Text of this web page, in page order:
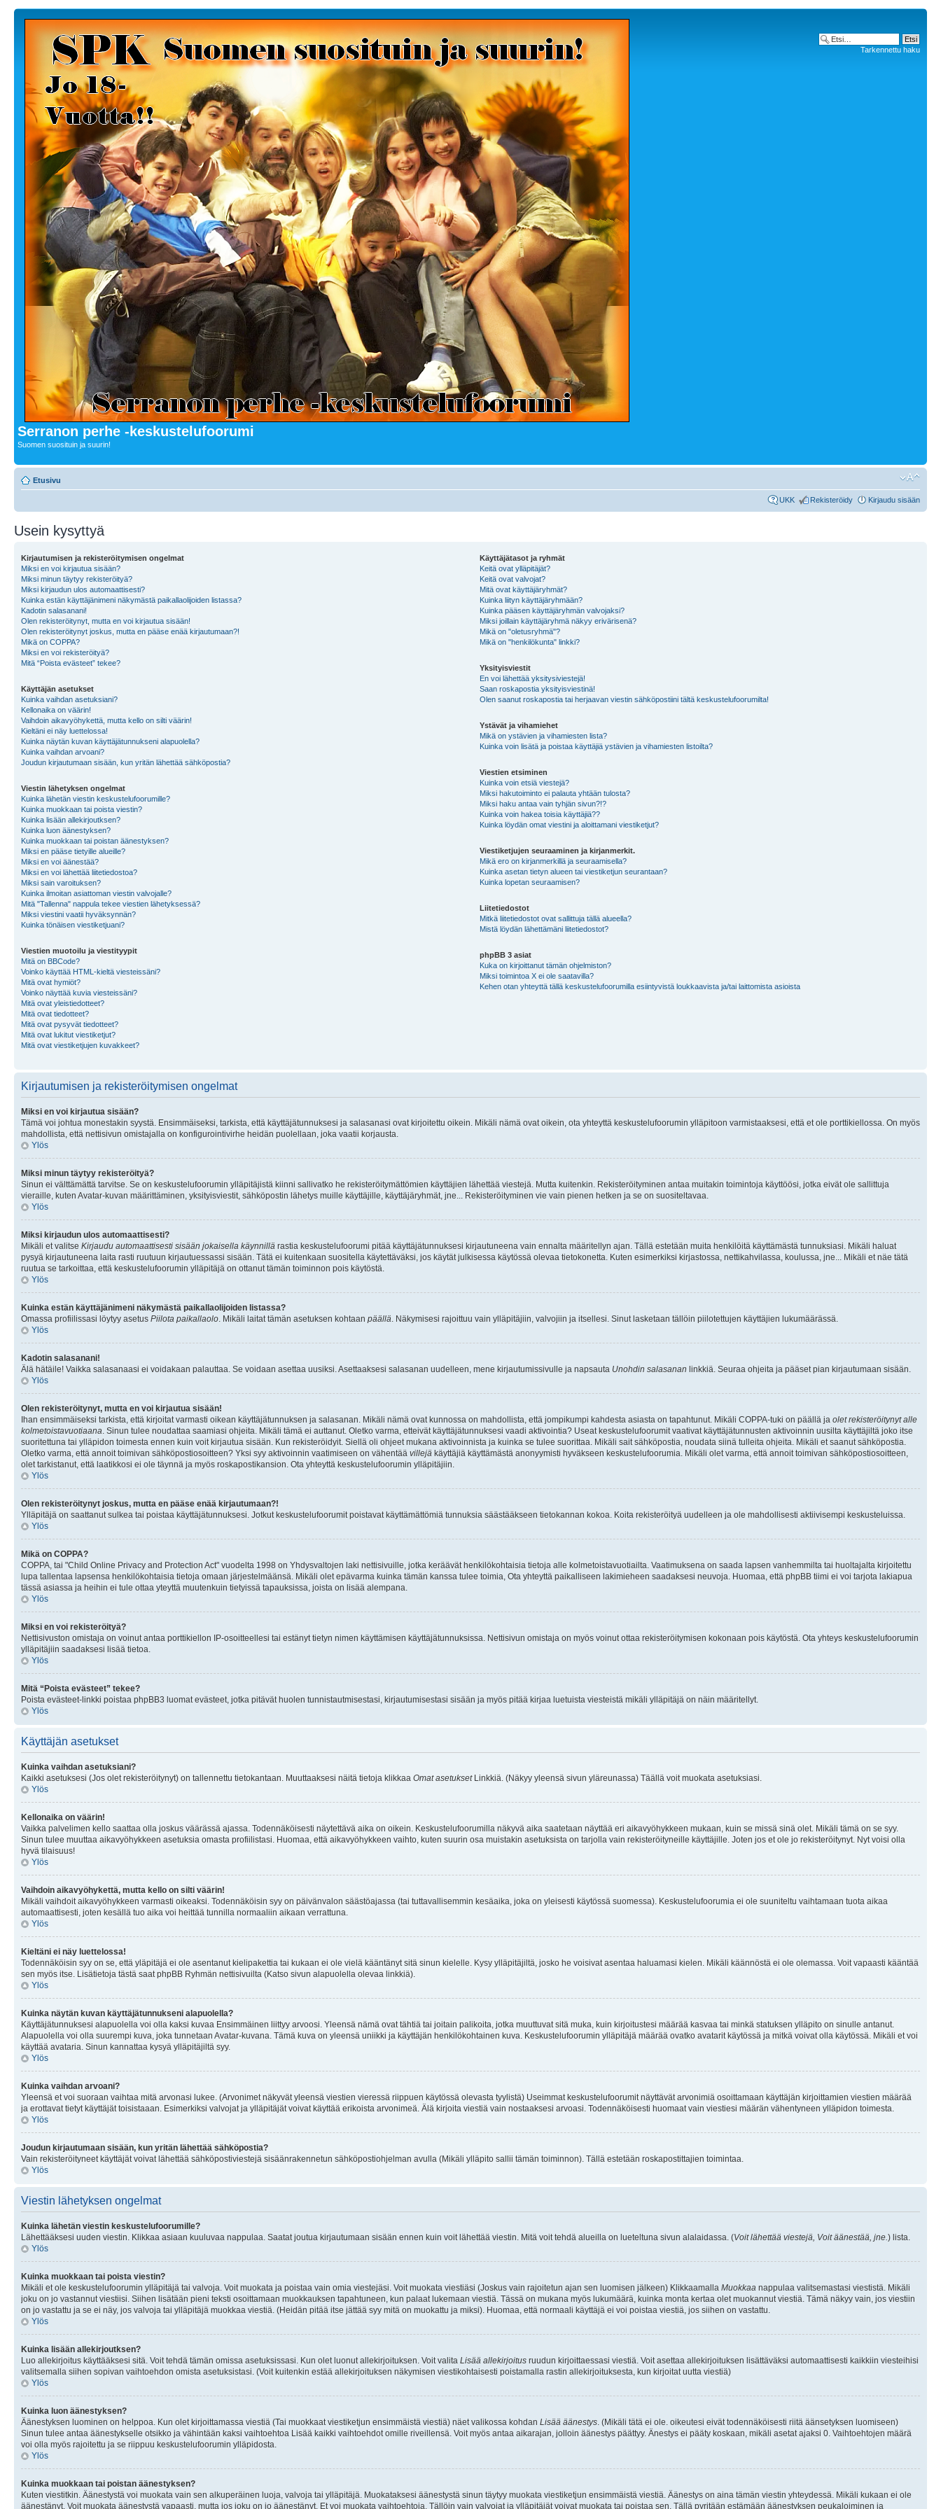
Serranon perhe -keskustelufoorumi
Suomen suosituin ja suurin!
Tarkennettu haku
Etusivu
UKK Rekisteröidy Kirjaudu sisään
Usein kysyttyä
Kirjautumisen ja rekisteröitymisen ongelmat
Miksi en voi kirjautua sisään?
Miksi minun täytyy rekisteröityä?
Miksi kirjaudun ulos automaattisesti?
Kuinka estän käyttäjänimeni näkymästä paikallaolijoiden listassa?
Kadotin salasanani!
Olen rekisteröitynyt, mutta en voi kirjautua sisään!
Olen rekisteröitynyt joskus, mutta en pääse enää kirjautumaan?!
Mikä on COPPA?
Miksi en voi rekisteröityä?
Mitä “Poista evästeet” tekee?
Käyttäjän asetukset
Kuinka vaihdan asetuksiani?
Kellonaika on väärin!
Vaihdoin aikavyöhykettä, mutta kello on silti väärin!
Kieltäni ei näy luettelossa!
Kuinka näytän kuvan käyttäjätunnukseni alapuolella?
Kuinka vaihdan arvoani?
Joudun kirjautumaan sisään, kun yritän lähettää sähköpostia?
Viestin lähetyksen ongelmat
Kuinka lähetän viestin keskustelufoorumille?
Kuinka muokkaan tai poista viestin?
Kuinka lisään allekirjoutksen?
Kuinka luon äänestyksen?
Kuinka muokkaan tai poistan äänestyksen?
Miksi en pääse tietyille alueille?
Miksi en voi äänestää?
Miksi en voi lähettää liitetiedostoa?
Miksi sain varoituksen?
Kuinka ilmoitan asiattoman viestin valvojalle?
Mitä "Tallenna" nappula tekee viestien lähetyksessä?
Miksi viestini vaatii hyväksynnän?
Kuinka tönäisen viestiketjuani?
Viestien muotoilu ja viestityypit
Mitä on BBCode?
Voinko käyttää HTML-kieltä viesteissäni?
Mitä ovat hymiöt?
Voinko näyttää kuvia viesteissäni?
Mitä ovat yleistiedotteet?
Mitä ovat tiedotteet?
Mitä ovat pysyvät tiedotteet?
Mitä ovat lukitut viestiketjut?
Mitä ovat viestiketjujen kuvakkeet?
Käyttäjätasot ja ryhmät
Keitä ovat ylläpitäjät?
Keitä ovat valvojat?
Mitä ovat käyttäjäryhmät?
Kuinka liityn käyttäjäryhmään?
Kuinka pääsen käyttäjäryhmän valvojaksi?
Miksi joillain käyttäjäryhmä näkyy erivärisenä?
Mikä on "oletusryhmä"?
Mikä on "henkilökunta" linkki?
Yksityisviestit
En voi lähettää yksitysiviestejä!
Saan roskapostia yksityisviestinä!
Olen saanut roskapostia tai herjaavan viestin sähköpostiini tältä keskustelufoorumilta!
Ystävät ja vihamiehet
Mikä on ystävien ja vihamiesten lista?
Kuinka voin lisätä ja poistaa käyttäjiä ystävien ja vihamiesten listoilta?
Viestien etsiminen
Kuinka voin etsiä viestejä?
Miksi hakutoiminto ei palauta yhtään tulosta?
Miksi haku antaa vain tyhjän sivun?!?
Kuinka voin hakea toisia käyttäjiä??
Kuinka löydän omat viestini ja aloittamani viestiketjut?
Viestiketjujen seuraaminen ja kirjanmerkit.
Mikä ero on kirjanmerkillä ja seuraamisella?
Kuinka asetan tietyn alueen tai viestiketjun seurantaan?
Kuinka lopetan seuraamisen?
Liitetiedostot
Mitkä liitetiedostot ovat sallittuja tällä alueella?
Mistä löydän lähettämäni liitetiedostot?
phpBB 3 asiat
Kuka on kirjoittanut tämän ohjelmiston?
Miksi toimintoa X ei ole saatavilla?
Kehen otan yhteyttä tällä keskustelufoorumilla esiintyvistä loukkaavista ja/tai laittomista asioista
Kirjautumisen ja rekisteröitymisen ongelmat
Miksi en voi kirjautua sisään?
Tämä voi johtua monestakin syystä. Ensimmäiseksi, tarkista, että käyttäjätunnuksesi ja salasanasi ovat kirjoitettu oikein. Mikäli nämä ovat oikein, ota yhteyttä keskustelufoorumin ylläpitoon varmistaaksesi, että et ole porttikiellossa. On myös
mahdollista, että nettisivun omistajalla on konfigurointivirhe heidän puolellaan, joka vaatii korjausta.
Ylös
Miksi minun täytyy rekisteröityä?
Sinun ei välttämättä tarvitse. Se on keskustelufoorumin ylläpitäjistä kiinni sallivatko he rekisteröitymättömien käyttäjien lähettää viestejä. Mutta kuitenkin. Rekisteröityminen antaa muitakin toimintoja käyttöösi, jotka eivät ole sallittuja
vieraille, kuten Avatar-kuvan määrittäminen, yksityisviestit, sähköpostin lähetys muille käyttäjille, käyttäjäryhmät, jne... Rekisteröityminen vie vain pienen hetken ja se on suositeltavaa.
Ylös
Miksi kirjaudun ulos automaattisesti?
Mikäli et valitse Kirjaudu automaattisesti sisään jokaisella käynnillä rastia keskustelufoorumi pitää käyttäjätunnuksesi kirjautuneena vain ennalta määritellyn ajan. Tällä estetään muita henkilöitä käyttämästä tunnuksiasi. Mikäli haluat
pysyä kirjautuneena laita rasti ruutuun kirjautuessassi sisään. Tätä ei kuitenkaan suositella käytettäväksi, jos käytät julkisessa käytössä olevaa tietokonetta. Kuten esimerkiksi kirjastossa, nettikahvilassa, koulussa, jne... Mikäli et näe tätä
ruutua se tarkoittaa, että keskustelufoorumin ylläpitäjä on ottanut tämän toiminnon pois käytöstä.
Ylös
Kuinka estän käyttäjänimeni näkymästä paikallaolijoiden listassa?
Omassa profiilissasi löytyy asetus Piilota paikallaolo . Mikäli laitat tämän asetuksen kohtaan päällä . Näkymisesi rajoittuu vain ylläpitäjiin, valvojiin ja itsellesi. Sinut lasketaan tällöin piilotettujen käyttäjien lukumäärässä.
Ylös
Kadotin salasanani!
Älä hätäile! Vaikka salasanaasi ei voidakaan palauttaa. Se voidaan asettaa uusiksi. Asettaaksesi salasanan uudelleen, mene kirjautumissivulle ja napsauta Unohdin salasanan linkkiä. Seuraa ohjeita ja pääset pian kirjautumaan sisään.
Ylös
Olen rekisteröitynyt, mutta en voi kirjautua sisään!
Ihan ensimmäiseksi tarkista, että kirjoitat varmasti oikean käyttäjätunnuksen ja salasanan. Mikäli nämä ovat kunnossa on mahdollista, että jompikumpi kahdesta asiasta on tapahtunut. Mikäli COPPA-tuki on päällä ja olet rekisteröitynyt alle
kolmetoistavuotiaana . Sinun tulee noudattaa saamiasi ohjeita. Mikäli tämä ei auttanut. Oletko varma, etteivät käyttäjätunnuksesi vaadi aktivointia? Useat keskustelufoorumit vaativat käyttäjätunnusten aktivoinnin uusilta käyttäjiltä joko itse
suoritettuna tai ylläpidon toimesta ennen kuin voit kirjautua sisään. Kun rekisteröidyit. Siellä oli ohjeet mukana aktivoinnista ja kuinka se tulee suorittaa. Mikäli sait sähköpostia, noudata siinä tulleita ohjeita. Mikäli et saanut sähköpostia.
Oletko varma, että annoit toimivan sähköpostiosoitteen? Yksi syy aktivoinnin vaatimiseen on vähentää villejä käyttäjiä käyttämästä anonyymisti hyväkseen keskustelufoorumia. Mikäli olet varma, että annoit toimivan sähköpostiosoitteen,
olet tarkistanut, että laatikkosi ei ole täynnä ja myös roskapostikansion. Ota yhteyttä keskustelufoorumin ylläpitäjiin.
Ylös
Olen rekisteröitynyt joskus, mutta en pääse enää kirjautumaan?!
Ylläpitäjä on saattanut sulkea tai poistaa käyttäjätunnuksesi. Jotkut keskustelufoorumit poistavat käyttämättömiä tunnuksia säästääkseen tietokannan kokoa. Koita rekisteröityä uudelleen ja ole mahdollisesti aktiivisempi keskusteluissa.
Ylös
Mikä on COPPA?
COPPA, tai "Child Online Privacy and Protection Act" vuodelta 1998 on Yhdysvaltojen laki nettisivuille, jotka keräävät henkilökohtaisia tietoja alle kolmetoistavuotiailta. Vaatimuksena on saada lapsen vanhemmilta tai huoltajalta kirjoitettu
lupa tallentaa lapsensa henkilökohtaisia tietoja omaan järjestelmäänsä. Mikäli olet epävarma kuinka tämän kanssa tulee toimia, Ota yhteyttä paikalliseen lakimieheen saadaksesi neuvoja. Huomaa, että phpBB tiimi ei voi tarjota lakiapua
tässä asiassa ja heihin ei tule ottaa yteyttä muutenkuin tietyissä tapauksissa, joista on lisää alempana.
Ylös
Miksi en voi rekisteröityä?
Nettisivuston omistaja on voinut antaa porttikiellon IP-osoitteellesi tai estänyt tietyn nimen käyttämisen käyttäjätunnuksissa. Nettisivun omistaja on myös voinut ottaa rekisteröitymisen kokonaan pois käytöstä. Ota yhteys keskustelufoorumin
ylläpitäjiin saadaksesi lisää tietoa.
Ylös
Mitä “Poista evästeet” tekee?
Poista evästeet-linkki poistaa phpBB3 luomat evästeet, jotka pitävät huolen tunnistautmisestasi, kirjautumisestasi sisään ja myös pitää kirjaa luetuista viesteistä mikäli ylläpitäjä on näin määritellyt.
Ylös
Käyttäjän asetukset
Kuinka vaihdan asetuksiani?
Kaikki asetuksesi (Jos olet rekisteröitynyt) on tallennettu tietokantaan. Muuttaaksesi näitä tietoja klikkaa Omat asetuksetLinkkiä. (Näkyy yleensä sivun yläreunassa) Täällä voit muokata asetuksiasi.
Ylös
Kellonaika on väärin!
Vaikka palvelimen kello saattaa olla joskus väärässä ajassa. Todennäköisesti näytettävä aika on oikein. Keskustelufoorumilla näkyvä aika saatetaan näyttää eri aikavyöhykkeen mukaan, kuin se missä sinä olet. Mikäli tämä on se syy.
Sinun tulee muuttaa aikavyöhykkeen asetuksia omasta profiilistasi. Huomaa, että aikavyöhykkeen vaihto, kuten suurin osa muistakin asetuksista on tarjolla vain rekisteröityneille käyttäjille. Joten jos et ole jo rekisteröitynyt. Nyt voisi olla
hyvä tilaisuus!
Ylös
Vaihdoin aikavyöhykettä, mutta kello on silti väärin!
Mikäli vaihdoit aikavyöhykkeen varmasti oikeaksi. Todennäköisin syy on päivänvalon säästöajassa (tai tuttavallisemmin kesäaika, joka on yleisesti käytössä suomessa). Keskustelufoorumia ei ole suuniteltu vaihtamaan tuota aikaa
automaattisesti, joten kesällä tuo aika voi heittää tunnilla normaaliin aikaan verrattuna.
Ylös
Kieltäni ei näy luettelossa!
Todennäköisin syy on se, että yläpitäjä ei ole asentanut kielipakettia tai kukaan ei ole vielä kääntänyt sitä sinun kielelle. Kysy ylläpitäjiltä, josko he voisivat asentaa haluamasi kielen. Mikäli käännöstä ei ole olemassa. Voit vapaasti kääntää
sen myös itse. Lisätietoja tästä saat phpBB Ryhmän nettisivuilta (Katso sivun alapuolella olevaa linkkiä).
Ylös
Kuinka näytän kuvan käyttäjätunnukseni alapuolella?
Käyttäjätunnuksesi alapuolella voi olla kaksi kuvaa Ensimmäinen liittyy arvoosi. Yleensä nämä ovat tähtiä tai joitain palikoita, jotka muuttuvat sitä muka, kuin kirjoitustesi määrää kasvaa tai minkä statuksen ylläpito on sinulle antanut.
Alapuolella voi olla suurempi kuva, joka tunnetaan Avatar-kuvana. Tämä kuva on yleensä uniikki ja käyttäjän henkilökohtainen kuva. Keskustelufoorumin ylläpitäjä määrää ovatko avatarit käytössä ja mitkä voivat olla käytössä. Mikäli et voi
käyttää avataria. Sinun kannattaa kysyä ylläpitäjiltä syy.
Ylös
Kuinka vaihdan arvoani?
Yleensä et voi suoraan vaihtaa mitä arvonasi lukee. (Arvonimet näkyvät yleensä viestien vieressä riippuen käytössä olevasta tyylistä) Useimmat keskustelufoorumit näyttävät arvonimiä osoittamaan käyttäjän kirjoittamien viestien määrää
ja erottavat tietyt käyttäjät toisistaaan. Esimerkiksi valvojat ja ylläpitäjät voivat käyttää erikoista arvonimeä. Älä kirjoita viestiä vain nostaaksesi arvoasi. Todennäköisesti huomaat vain viestiesi määrän vähentyneen ylläpidon toimesta.
Ylös
Joudun kirjautumaan sisään, kun yritän lähettää sähköpostia?
Vain rekisteröityneet käyttäjät voivat lähettää sähköpostiviestejä sisäänrakennetun sähköpostiohjelman avulla (Mikäli ylläpito sallii tämän toiminnon). Tällä estetään roskapostittajien toimintaa.
Ylös
Viestin lähetyksen ongelmat
Kuinka lähetän viestin keskustelufoorumille?
Lähettääksesi uuden viestin. Klikkaa asiaan kuuluvaa nappulaa. Saatat joutua kirjautumaan sisään ennen kuin voit lähettää viestin. Mitä voit tehdä alueilla on lueteltuna sivun alalaidassa. (Voit lähettää viestejä, Voit äänestää, jne. ) lista.
Ylös
Kuinka muokkaan tai poista viestin?
Mikäli et ole keskustelufoorumin ylläpitäjä tai valvoja. Voit muokata ja poistaa vain omia viestejäsi. Voit muokata viestiäsi (Joskus vain rajoitetun ajan sen luomisen jälkeen) Klikkaamalla Muokkaa nappulaa valitsemastasi viestistä. Mikäli
joku on jo vastannut viestiisi. Siihen lisätään pieni teksti osoittamaan muokkauksen tapahtuneen, kun palaat lukemaan viestiä. Tässä on mukana myös lukumäärä, kuinka monta kertaa olet muokannut viestiä. Tämä näkyy vain, jos viestiin
on jo vastattu ja se ei näy, jos valvoja tai ylläpitäjä muokkaa viestiä. (Heidän pitää itse jättää syy mitä on muokattu ja miksi). Huomaa, että normaali käyttäjä ei voi poistaa viestiä, jos siihen on vastattu.
Ylös
Kuinka lisään allekirjoutksen?
Luo allekirjoitus käyttääksesi sitä. Voit tehdä tämän omissa asetuksissasi. Kun olet luonut allekirjoituksen. Voit valita Lisää allekirjoitus ruudun kirjoittaessasi viestiä. Voit asettaa allekirjoituksen lisättäväksi automaattisesti kaikkiin viesteihisi
valitsemalla siihen sopivan vaihtoehdon omista asetuksistasi. (Voit kuitenkin estää allekirjoituksen näkymisen viestikohtaisesti poistamalla rastin allekirjoituksesta, kun kirjoitat uutta viestiä)
Ylös
Kuinka luon äänestyksen?
Äänestyksen luominen on helppoa. Kun olet kirjoittamassa viestiä (Tai muokkaat viestiketjun ensimmäistä viestiä) näet valikossa kohdan Lisää äänestys . (Mikäli tätä ei ole. oikeutesi eivät todennäköisesti riitä äänsetyksen luomiseen)
Sinun tulee antaa äänestykselle otsikko ja vähintään kaksi vaihtoehtoa Lisää kaikki vaihtoehdot omille riveillensä. Voit myös antaa aikarajan, jolloin äänestys päättyy. Änestys ei pääty koskaan, mikäli asetat ajaksi 0. Vaihtoehtojen määrä
voi olla myös rajoitettu ja se riippuu keskustelufoorumin ylläpidosta.
Ylös
Kuinka muokkaan tai poistan äänestyksen?
Kuten viestitkin. Äänestystä voi muokata vain sen alkuperäinen luoja, valvoja tai ylläpitäjä. Muokataksesi äänestystä sinun täytyy muokata viestiketjun ensimmäistä viestiä. Äänestys on aina tämän viestin yhteydessä. Mikäli kukaan ei ole
äänestänyt. Voit muokata äänestystä vapaasti, mutta jos joku on jo äänestänyt. Et voi muokata vaihtoehtoja. Tällöin vain valvojat ja ylläpitäjät voivat muokata tai poistaa sen. Tällä pyritään estämään äänestyksen peukaloiminen ja